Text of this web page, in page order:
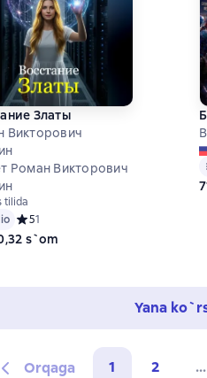
Златы
Викторович
Роман Викторович
tilida
Средний рейтинг 5 на основе 1
51
s`om
Yana
Orqaga 1 2 ...